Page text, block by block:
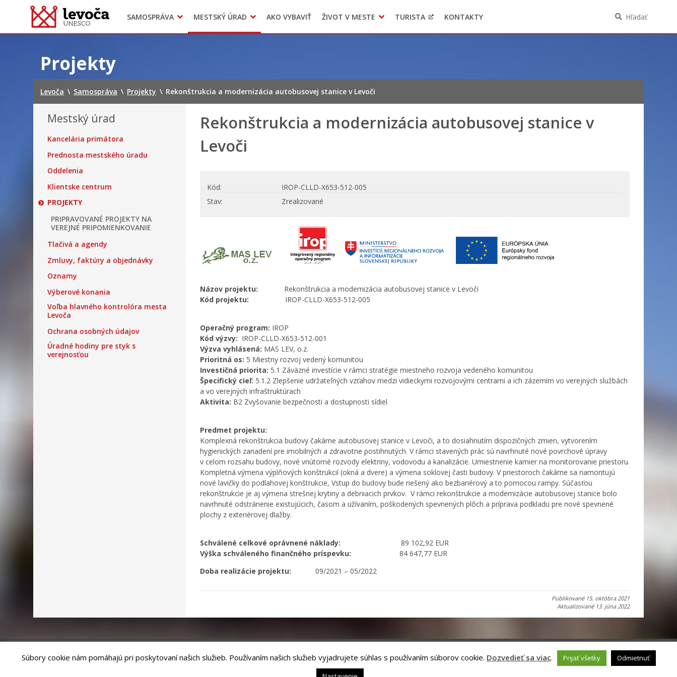
SAMOSPRÁVA
Dokumenty mesta
Transparentné mesto
majetkových pomerov verejného funkcionára
MESTSKÝ ÚRAD
Projekty
Voľba hlavného kontrolóra mesta Levoča
AKO VYBAVIŤ ŽIVOT V MESTE
Doprava
LIMKA
TURISTA KONTAKTY Hľadať
Projekty
Levoča \ Samospráva \ Projekty \ Rekonštrukcia a modernizácia autobusovej stanice v Levoči
Mestský úrad
Kancelária primátora
Prednosta mestského úradu
Oddelenia
Klientske centrum
PROJEKTY
PRIPRAVOVANÉ PROJEKTY NA
VEREJNÉ PRIPOMIENKOVANIE
Tlačivá a agendy
Zmluvy, faktúry a objednávky
Oznamy
Výberové konania
Voľba hlavného kontrolóra mesta
Levoča
Ochrana osobných údajov
Úradné hodiny pre styk s
verejnosťou
Rekonštrukcia a modernizácia autobusovej stanice v
Levoči
Kód
IROP-CLLD-X653-512-005
Stav
Zrealizované
Názov projektu: Rekonštrukcia a modernizácia autobusovej stanice v Levoči
Kód projektu: IROP-CLLD-X653-512-005
Operačný program: IROP
Kód výzvy: IROP-CLLD-X653-512-001
Výzva vyhlásená: MAS LEV, o.z.
Prioritná os: 5 Miestny rozvoj vedený komunitou
Investičná priorita: 5.1 Záväzné investície v rámci stratégie miestneho rozvoja vedeného komunitou
Špecifický cieľ: 5.1.2 Zlepšenie udržateľných vzťahov medzi vidieckymi rozvojovými centrami a ich zázemím vo verejných službách
a vo verejných infraštruktúrach
Aktivita: B2 Zvyšovanie bezpečnosti a dostupnosti sídiel
Predmet projektu:
Komplexná rekonštrukcia budovy čakárne autobusovej stanice v Levoči, a to dosiahnutím dispozičných zmien, vytvorením
hygienických zariadení pre imobilných a zdravotne postihnutých. V rámci stavených prác sú navrhnuté nové povrchové úpravy
v celom rozsahu budovy, nové vnútorné rozvody elektriny, vodovodu a kanalizácie. Umiestnenie kamier na monitorovanie priestoru.
Kompletná výmena výplňových konštrukcií (okná a dvere) a výmena soklovej časti budovy. V priestoroch čakárne sa namontujú
nové lavičky do podlahovej konštrukcie, Vstup do budovy bude riešený ako bezbariérový a to pomocou rampy. Súčasťou
rekonštrukcie je aj výmena strešnej krytiny a debniacich prvkov. V rámci rekonštrukcie a modernizácie autobusovej stanice bolo
navrhnuté odstránenie existujúcich, časom a užívaním, poškodených spevnených plôch a príprava podkladu pre nové spevnené
plochy z exteriérovej dlažby.
Schválené celkové oprávnené náklady: 89 102,92 EUR
Výška schváleného finančného príspevku: 84 647,77 EUR
Doba realizácie projektu: 09/2021 – 05/2022
Publikované 15. októbra 2021
Aktualizované 13. júna 2022
Súbory cookie nám pomáhajú pri poskytovaní našich služieb. Používaním našich služieb vyjadrujete súhlas s používaním súborov cookie. Dozvedieť sa viac. Prijať všetky
Odmietnuť